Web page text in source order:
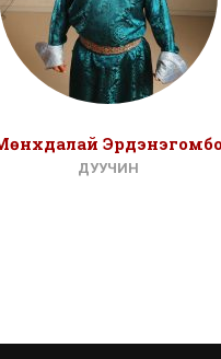
Эрдэнэгомбо
ДУУЧИН